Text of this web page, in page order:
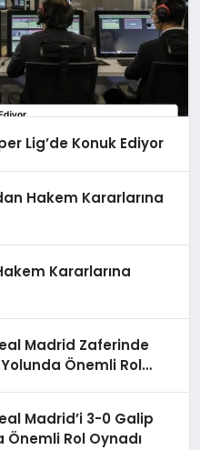
Lig’de Konuk Ediyor
Hakem Kararlarına
Kararlarına
Madrid Zaferinde
Önemli Rol
Madrid’i 3-0 Galip
Rol Oynadı